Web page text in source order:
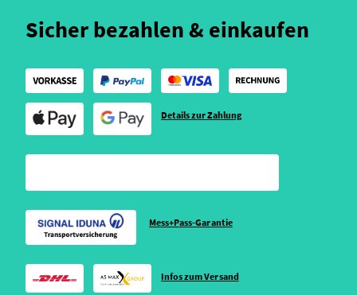
Sicher bezahlen & einkaufen
Details zur Zahlung
Mess+Pass-Garantie
Infos zum Versand